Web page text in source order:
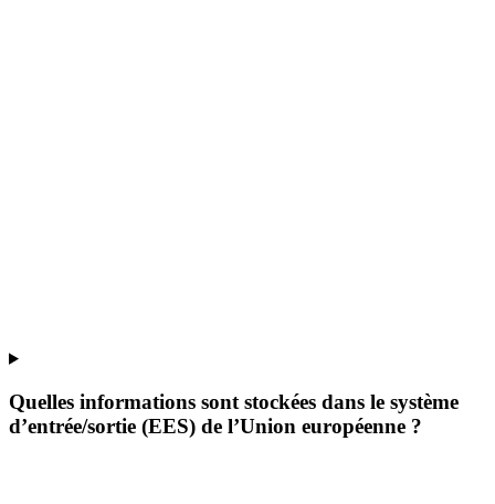
Quelles informations sont stockées dans le système
d’entrée/sortie (EES) de l’Union européenne ?